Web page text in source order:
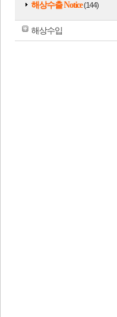
해상수출 Notice(144)
해상수입